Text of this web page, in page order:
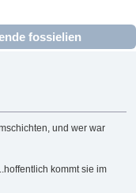
fossielien
und wer war
kommt sie im